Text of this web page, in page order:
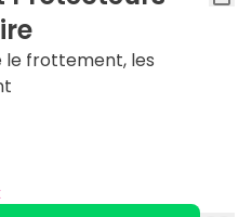
le frottement, les